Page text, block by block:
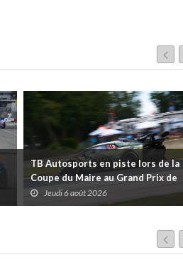
TB Autosports en piste lors de la
Coupe du Maire au Grand Prix de
Trois-Rivières
Jeudi 6 août 2026